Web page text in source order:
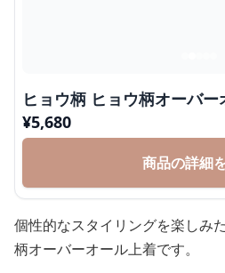
ヒョウ柄 ヒョウ柄オーバー
¥5,680
商品の詳細
個性的なスタイリングを楽しみ
柄オーバーオール上着です。